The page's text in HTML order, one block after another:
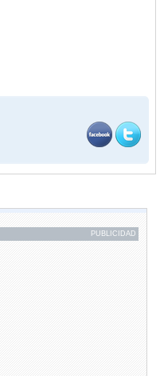
PUBLICIDAD